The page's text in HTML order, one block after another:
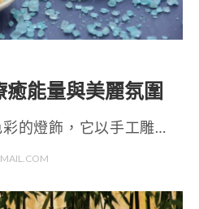
能量與美麗氛圍
的燈飾，它以手工雕…